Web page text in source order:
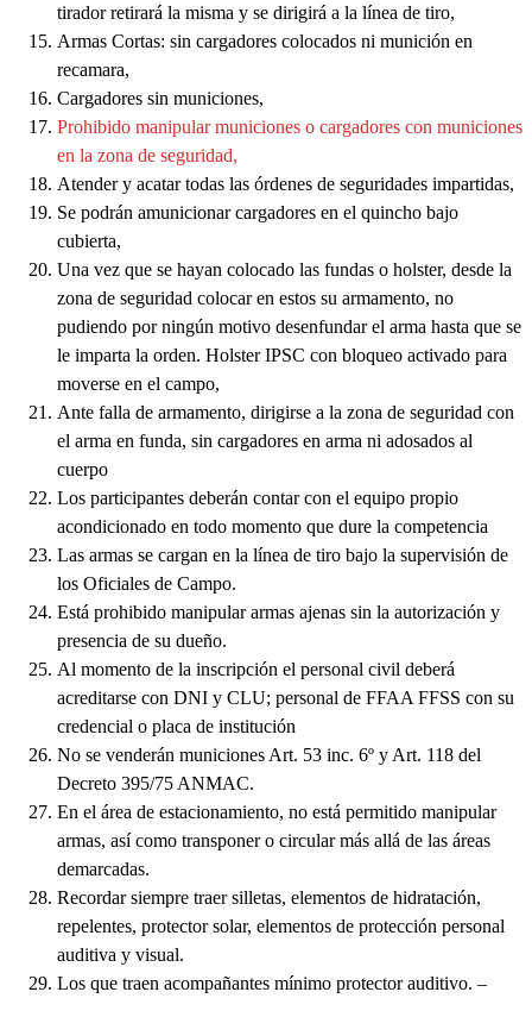
tirador retirará la misma y se dirigirá a la línea de tiro,
Armas Cortas: sin cargadores colocados ni munición en
recamara,
Cargadores sin municiones,
Prohibido manipular municiones o cargadores con municiones
en la zona de seguridad,
Atender y acatar todas las órdenes de seguridades impartidas,
Se podrán amunicionar cargadores en el quincho bajo
cubierta,
Una vez que se hayan colocado las fundas o holster, desde la
zona de seguridad colocar en estos su armamento, no
pudiendo por ningún motivo desenfundar el arma hasta que se
le imparta la orden. Holster IPSC con bloqueo activado para
moverse en el campo,
Ante falla de armamento, dirigirse a la zona de seguridad con
el arma en funda, sin cargadores en arma ni adosados al
cuerpo
Los participantes deberán contar con el equipo propio
acondicionado en todo momento que dure la competencia
Las armas se cargan en la línea de tiro bajo la supervisión de
los Oficiales de Campo.
Está prohibido manipular armas ajenas sin la autorización y
presencia de su dueño.
Al momento de la inscripción el personal civil deberá
acreditarse con DNI y CLU; personal de FFAA FFSS con su
credencial o placa de institución
No se venderán municiones Art. 53 inc. 6º y Art. 118 del
Decreto 395/75 ANMAC.
En el área de estacionamiento, no está permitido manipular
armas, así como transponer o circular más allá de las áreas
demarcadas.
Recordar siempre traer silletas, elementos de hidratación,
repelentes, protector solar, elementos de protección personal
auditiva y visual.
Los que traen acompañantes mínimo protector auditivo. –